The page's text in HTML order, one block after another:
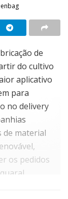
de
do cultivo
aplicativo
para
no delivery
de material
os pedidos